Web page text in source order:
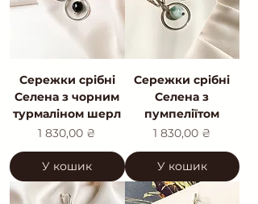
Сережки срібні
Селена з чорним
турмаліном шерл
Ціна
1 830,00 ₴
У кошик
Сережки срібні
Селена з
пумпеліїтом
Ціна
1 830,00 ₴
У кошик